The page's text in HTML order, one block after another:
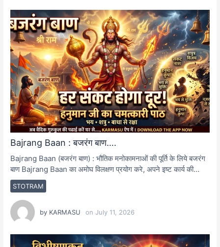
Bajrang Baan : बजरंग बाण….
STOTRAM
Bajrang Baan (बजरंग बाण) : भौतिक मनोकामनाओं की पूर्ति के लिये बजरंग
बाण Bajrang Baan का अमोघ विलक्षण प्रयोग करे, अपने इष्ट कार्य की…
by KARMASU onJuly 11, 2026